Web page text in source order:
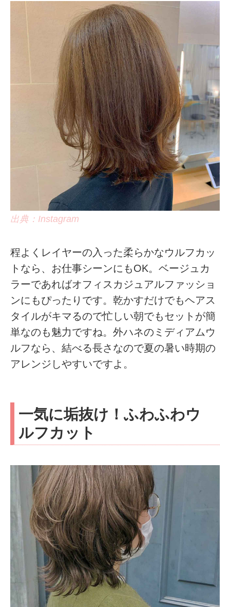
出典：Instagram
程よくレイヤーの入った柔らかなウルフカッ
トなら、お仕事シーンにもOK。ベージュカ
ラーであればオフィスカジュアルファッショ
ンにもぴったりです。乾かすだけでもヘアス
タイルがキマるので忙しい朝でもセットが簡
単なのも魅力ですね。外ハネのミディアムウ
ルフなら、結べる長さなので夏の暑い時期の
アレンジしやすいですよ。
一気に垢抜け！ふわふわウ
ルフカット